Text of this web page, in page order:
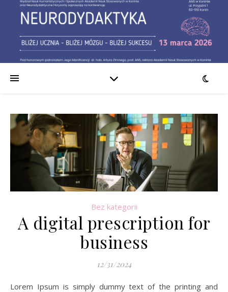
Bez kategorii
A digital prescription for
business
12/31/2024
Lorem Ipsum is simply dummy text of the printing and